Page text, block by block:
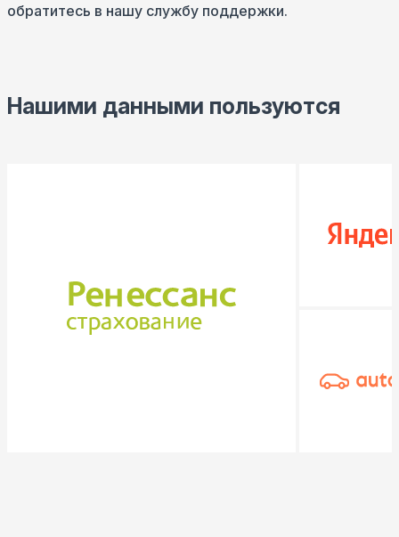
обратитесь в нашу службу поддержки.
Нашими данными пользуются